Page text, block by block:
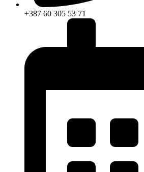
+387 60 305 53 71